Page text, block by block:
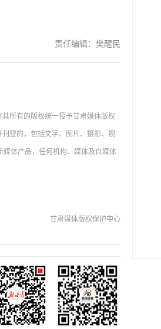
责任编辑：樊醒民
所有的版权统一授予甘肃媒体版权
登的，包括文字、图片、摄影、视
体产品，任何机构、媒体及自媒体
甘肃媒体版权保护中心